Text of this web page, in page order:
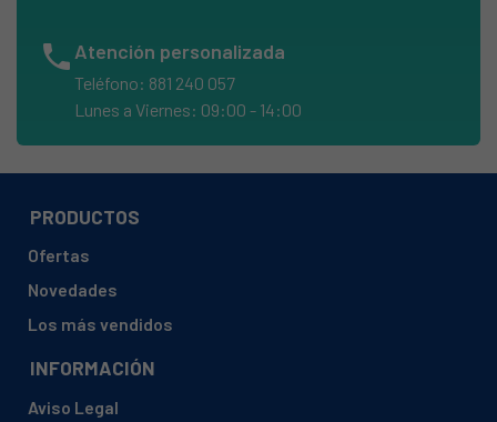
TEKA, Turbo MX
TEKA, TURBO MX MULTIFUNCION
TEKA, FE-TURBO MX
TEKA, HI535MEVR02
TEKA, HM-735.1 VR01
TEKA, HM-735ME
TEKA, HM6351MES98
TEKA, HM6351MEVR01
TEKA, HM6351S98
phone Atención personalizada
Teléfono: 881 240 057
Lunes a Viernes: 09:00 - 14:00
PRODUCTOS
Ofertas
Novedades
Los más vendidos
INFORMACIÓN
Aviso Legal